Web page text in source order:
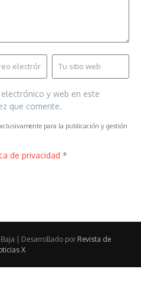
y web en este
que comente.
para la publicación y gestión
de privacidad *
| Desarrollado por Revista de
X